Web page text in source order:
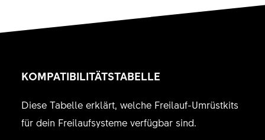
KOMPATIBILITÄTSTABELLE
Diese Tabelle erklärt, welche Freilauf-Umrüstkits
für dein Freilaufsysteme verfügbar sind.